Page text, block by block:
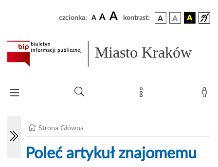
czcionka: A A A kontrast:
Miasto Kraków
Strona Główna
Poleć artykuł znajomemu